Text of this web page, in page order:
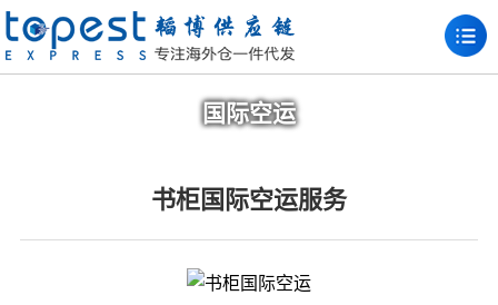
国际空运
书柜国际空运服务